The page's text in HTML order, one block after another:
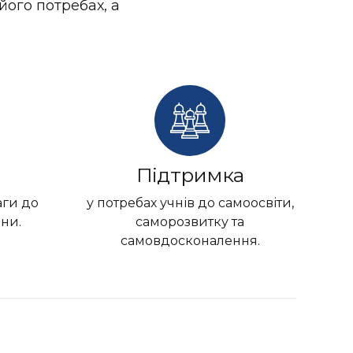
потребах, а
до
Підтримка
у потребах учнів до самоосвіти,
саморозвитку та
самовдосконалення.